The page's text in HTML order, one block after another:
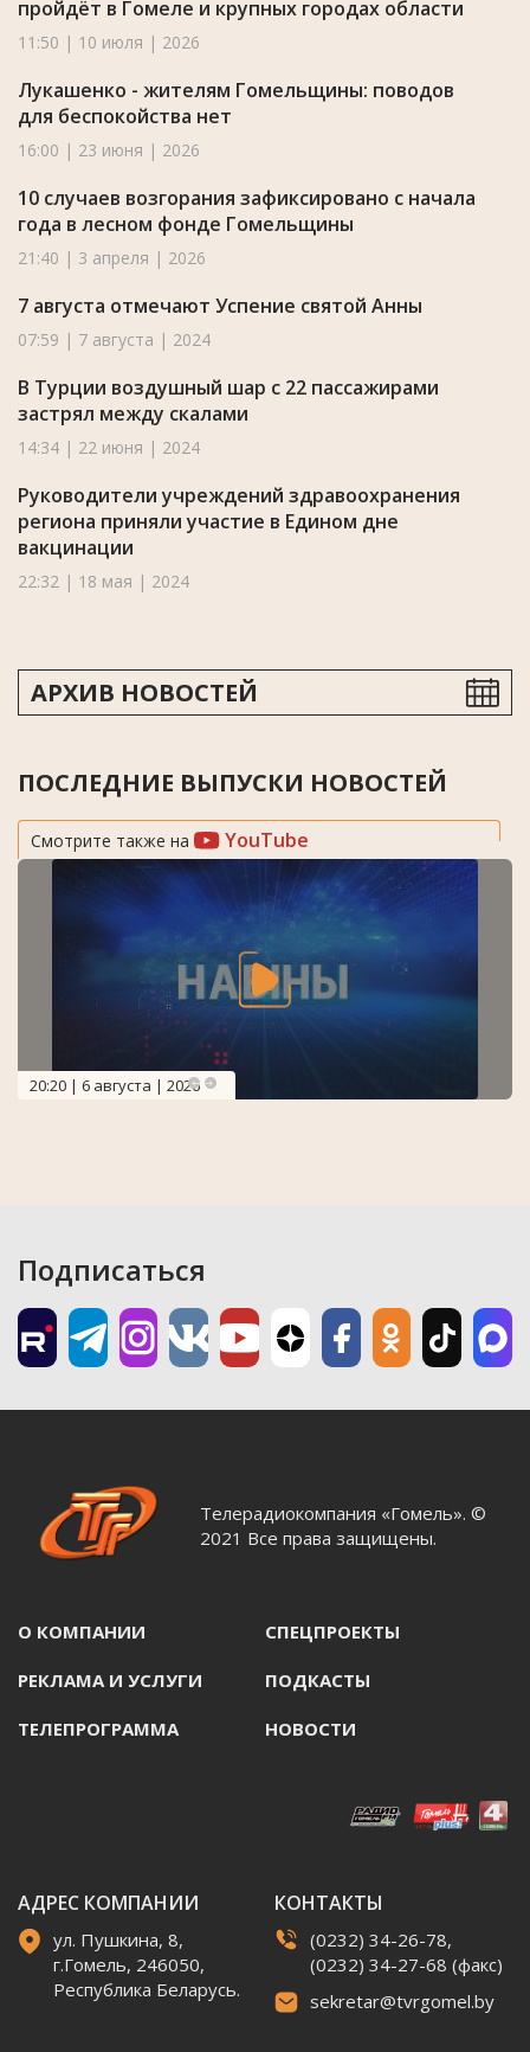
пройдёт в Гомеле и крупных городах области
11:50 | 10 июля | 2026
Лукашенко - жителям Гомельщины: поводов
для беспокойства нет
16:00 | 23 июня | 2026
10 случаев возгорания зафиксировано с начала
года в лесном фонде Гомельщины
21:40 | 3 апреля | 2026
7 августа отмечают Успение святой Анны
07:59 | 7 августа | 2024
В Турции воздушный шар с 22 пассажирами
застрял между скалами
14:34 | 22 июня | 2024
Руководители учреждений здравоохранения
региона приняли участие в Едином дне
вакцинации
22:32 | 18 мая | 2024
АРХИВ НОВОСТЕЙ
ПОСЛЕДНИЕ ВЫПУСКИ НОВОСТЕЙ
Смотрите также на YouTube
20:20 | 6 августа | 2026
Подписаться
Телерадиокомпания «Гомель». ©
2021 Все права защищены.
О КОМПАНИИ СПЕЦПРОЕКТЫ
РЕКЛАМА И УСЛУГИ ПОДКАСТЫ
ТЕЛЕПРОГРАММА НОВОСТИ
АДРЕС КОМПАНИИ
ул. Пушкина, 8,
г.Гомель, 246050,
Республика Беларусь.
КОНТАКТЫ
(0232) 34-26-78,
(0232) 34-27-68 (факс)
sekretar@tvrgomel.by